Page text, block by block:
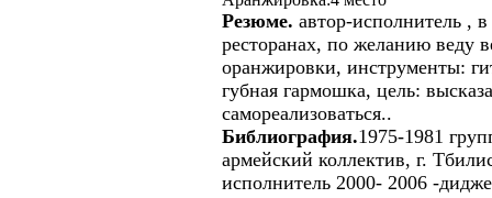
Резюме. автор-исполнитель ,
ресторанах, по желанию веду
оранжировки, инструменты:
губная гармошка, цель:
самореализоваться..
Библиография.1975-1981
армейский коллектив, г.
исполнитель 2000- 2006 -